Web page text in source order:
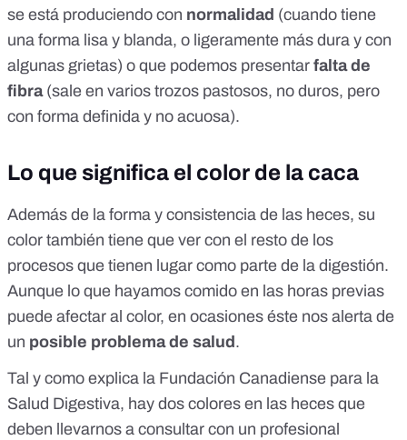
se está produciendo con normalidad (cuando tiene
una forma lisa y blanda, o ligeramente más dura y con
algunas grietas) o que podemos presentar falta de
fibra(sale en varios trozos pastosos, no duros, pero
con forma definida y no acuosa).
Lo que significa el color de la caca
Además de la forma y consistencia de las heces, su
color también tiene que ver con el resto de los
procesos que tienen lugar como parte de la digestión.
Aunque lo que hayamos comido en las horas previas
puede afectar al color, en ocasiones éste nos alerta de
un posible problema de salud .
Tal y como explica la Fundación Canadiense para la
Salud Digestiva, hay dos colores en las heces que
deben llevarnos a consultar con un profesional